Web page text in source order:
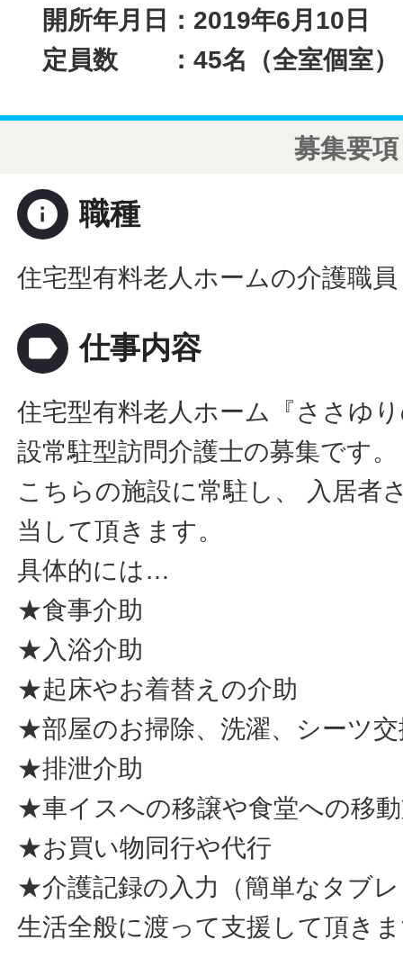
開所年月日：2019年6月10日
定員数 ：45名（全室個室）
募集要項
info 職種
住宅型有料老人ホームの介護職員
label 仕事内容
住宅型有料老人ホーム『ささゆ
設常駐型訪問介護士の募集です。
こちらの施設に常駐し、 入居者
当して頂きます。
具体的には…
★食事介助
★入浴介助
★起床やお着替えの介助
★部屋のお掃除、洗濯、シーツ
★排泄介助
★車イスへの移譲や食堂への移
★お買い物同行や代行
★介護記録の入力（簡単なタブ
生活全般に渡って支援して頂き